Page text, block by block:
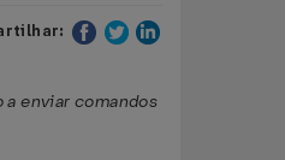
enviar comandos